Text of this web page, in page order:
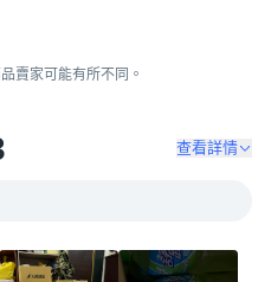
賣家可能有所不同。
查看詳情